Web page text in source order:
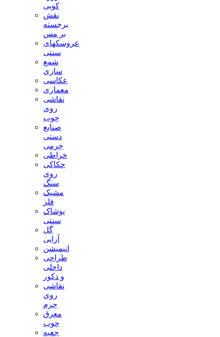
کوبی
نقش
برجسته
بر مس
عروسکهای
سنتی
شمع
سازی
عکاسی
معماری
نقاشی
روی
چوب
صنایع
دستی
چرمی
خراطی
حکاکی
روی
سنگ
مشبک
فلز
پوشاک
سنتی
گل
آرایی
انیمیشن
طراحی
داخلی
و دکور
نقاشی
روی
چرم
معرق
چوب
جعبه